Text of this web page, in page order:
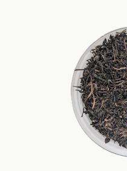
Bildergalerie überspringen